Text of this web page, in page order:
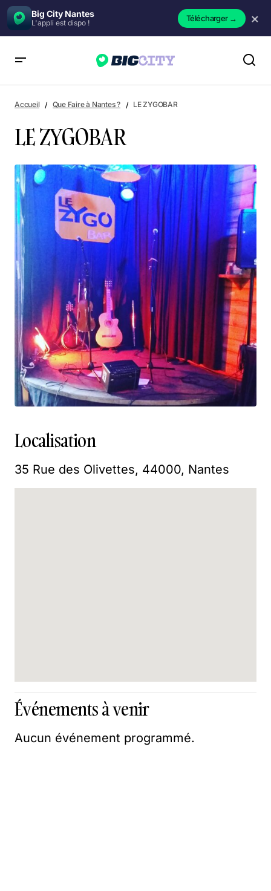
Big City Nantes
L'appli est dispo ! Télécharger→ ×
Accueil Que Faire à Nantes ? LE ZYGOBAR
LE ZYGOBAR
Localisation
35 Rue des Olivettes, 44000, Nantes
Événements à venir
Aucun événement programmé.